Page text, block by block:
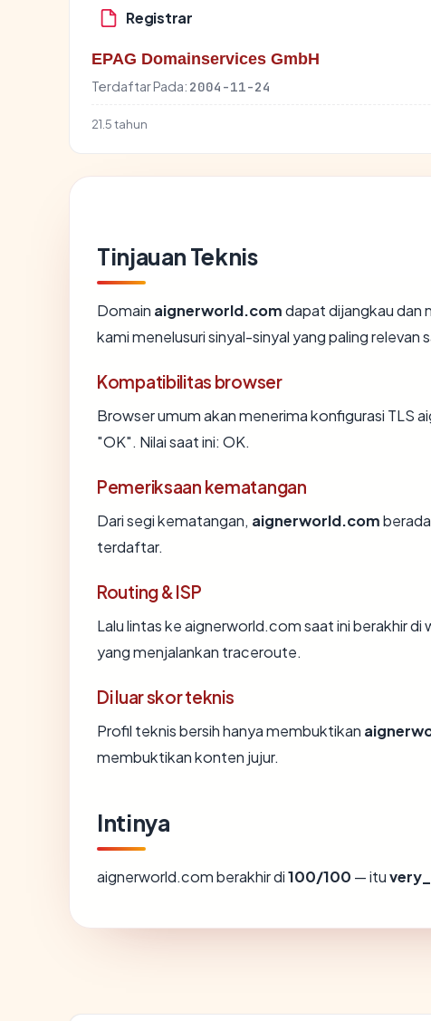
Registrar
EPAG Domainservices GmbH
Terdaftar Pada: 2004-11-24
21.5 tahun
Tinjauan Teknis
Domain aignerworld.comdapat dijangkau dan
kami menelusuri sinyal-sinyal yang paling relevan
Kompatibilitas browser
Browser umum akan menerima konfigurasi TLS
"OK". Nilai saat ini: OK.
Pemeriksaan kematangan
Dari segi kematangan, aignerworld.com
terdaftar.
Routing & ISP
Lalu lintas ke aignerworld.com saat ini berakhir
yang menjalankan traceroute.
Di luar skor teknis
Profil teknis bersih hanya membuktikan
membuktikan konten jujur.
Intinya
aignerworld.com berakhir di100/100 — itu